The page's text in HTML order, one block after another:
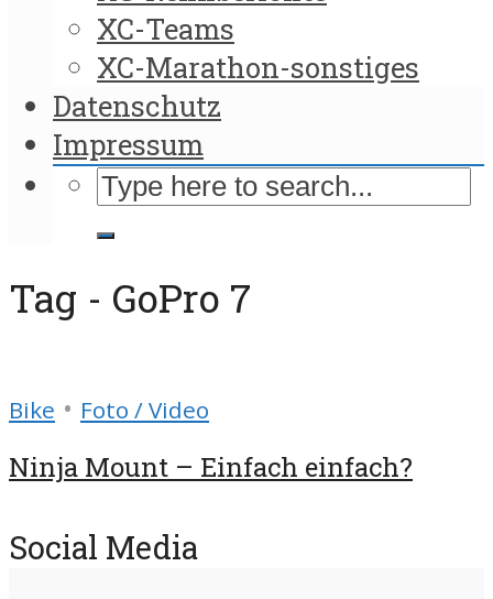
XC-Teams
XC-Marathon-sonstiges
Datenschutz
Impressum
Tag - GoPro 7
Bike • Foto / Video
Ninja Mount – Einfach einfach?
Social Media